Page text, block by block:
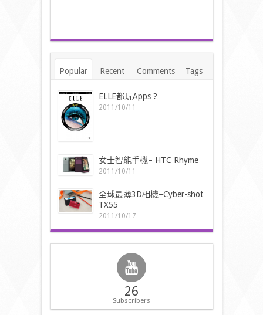
Popular Recent Comments Tags
ELLE都玩Apps ?
2011/10/11
女士智能手機– HTC Rhyme
2011/10/11
全球最薄3D相機–Cyber-shot
TX55
2011/10/17
26
Subscribers